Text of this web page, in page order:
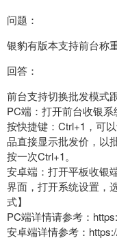
问题：
银豹有版本支持前台称
回答：
前台支持切换批发模式
PC端：打开前台收银
按快捷键：Ctrl+1，可
品直接显示批发价，以
按一次Ctrl+1。
安卓端：打开平板收银
界面，打开系统设置，
式】
PC端详情请参考：
安卓端详情参考：